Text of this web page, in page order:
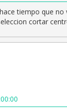
tiempo que no
cortar